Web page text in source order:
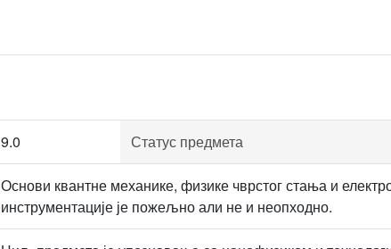
9.0 Статус предмета
Основи квантне механике, физике чврстог стања и
инструментације је пожељно али не и неопходно.